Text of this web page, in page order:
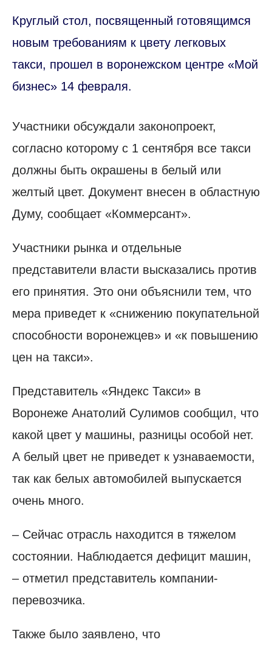
Круглый стол, посвященный готовящимся
новым требованиям к цвету легковых
такси, прошел в воронежском центре «Мой
бизнес» 14 февраля.
Участники обсуждали законопроект,
согласно которому с 1 сентября все такси
должны быть окрашены в белый или
желтый цвет. Документ внесен в областную
Думу, сообщает «Коммерсант».
Участники рынка и отдельные
представители власти высказались против
его принятия. Это они объяснили тем, что
мера приведет к «снижению покупательной
способности воронежцев» и «к повышению
цен на такси».
Представитель «Яндекс Такси» в
Воронеже Анатолий Сулимов сообщил, что
какой цвет у машины, разницы особой нет.
А белый цвет не приведет к узнаваемости,
так как белых автомобилей выпускается
очень много.
– Сейчас отрасль находится в тяжелом
состоянии. Наблюдается дефицит машин,
– отметил представитель компании-
перевозчика.
Также было заявлено, что